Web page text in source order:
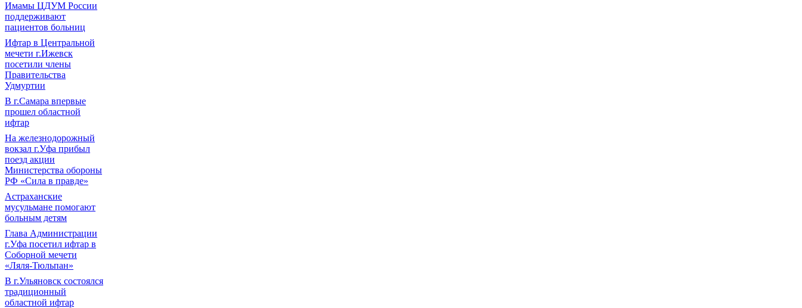
Имамы ЦДУМ России
поддерживают
пациентов больниц
Ифтар в Центральной
мечети г.Ижевск
посетили члены
Правительства
Удмуртии
В г.Самара впервые
прошел областной
ифтар
На железнодорожный
вокзал г.Уфа прибыл
поезд акции
Министерства обороны
РФ «Сила в правде»
Астраханские
мусульмане помогают
больным детям
Глава Администрации
г.Уфа посетил ифтар в
Соборной мечети
«Ляля-Тюльпан»
В г.Ульяновск состоялся
традиционный
областной ифтар